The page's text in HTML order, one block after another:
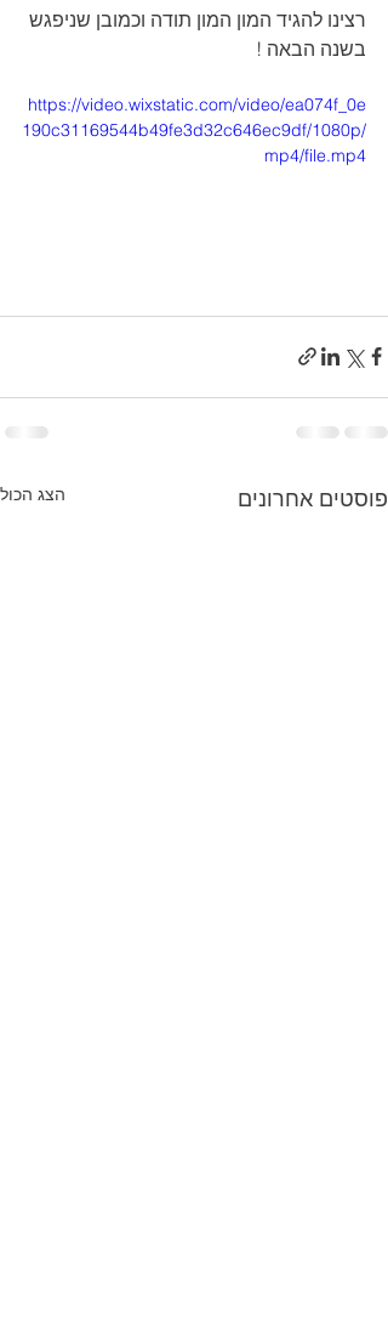
רצינו להגיד המון המון תודה וכמובן שניפגש
בשנה הבאה !
https://video.wixstatic.com/video/ea074f_0e
190c31169544b49fe3d32c646ec9df/1080p/
mp4/file.mp4
פוסטים אחרונים הצג הכול